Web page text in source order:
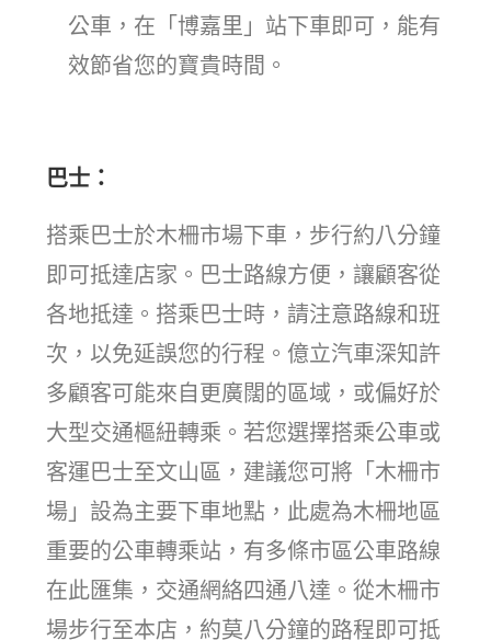
公車，在「博嘉里」站下車即可，能有
效節省您的寶貴時間。
巴士：
搭乘巴士於木柵市場下車，步行約八分鐘
即可抵達店家。巴士路線方便，讓顧客從
各地抵達。搭乘巴士時，請注意路線和班
次，以免延誤您的行程。億立汽車深知許
多顧客可能來自更廣闊的區域，或偏好於
大型交通樞紐轉乘。若您選擇搭乘公車或
客運巴士至文山區，建議您可將「木柵市
場」設為主要下車地點，此處為木柵地區
重要的公車轉乘站，有多條市區公車路線
在此匯集，交通網絡四通八達。從木柵市
場步行至本店，約莫八分鐘的路程即可抵